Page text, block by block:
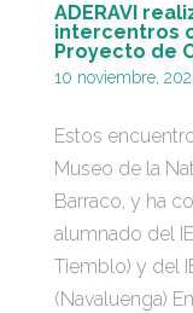
ADERAVI
intercentros
Proyecto de
10 noviembre,
Estos
Museo de la
Barraco, y ha
alumnado del
Tiemblo) y del
(Navaluenga)